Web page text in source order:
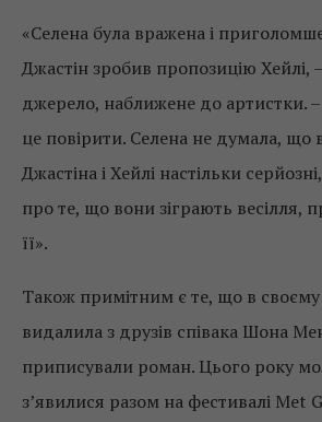
«Селена була вражена і
Джастін зробив пропозицію Хейлі,
джерело, наближене до артистки.
це повірити. Селена не думала, що
Джастіна і Хейлі настільки
про те, що вони зіграють весілля,
її».
Також примітним є те, що в
видалила з друзів співака Шона
приписували роман. Цього року
з’явилися разом на фестивалі Met